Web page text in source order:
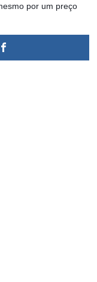
por um preço